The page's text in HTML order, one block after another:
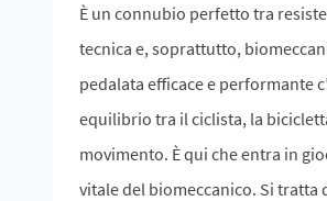
È un connubio perfetto tra
tecnica e, soprattutto,
pedalata efficace e performante
equilibrio tra il ciclista, la
movimento. È qui che entra in
vitale del biomeccanico. Si tratta